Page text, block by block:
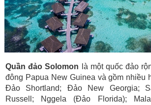
Quần đảo Solomon là một quốc đảo
đông Papua New Guinea và gồm nhiều
Đảo Shortland; Đảo New Georgia;
Russell; Nggela (Đảo Florida);